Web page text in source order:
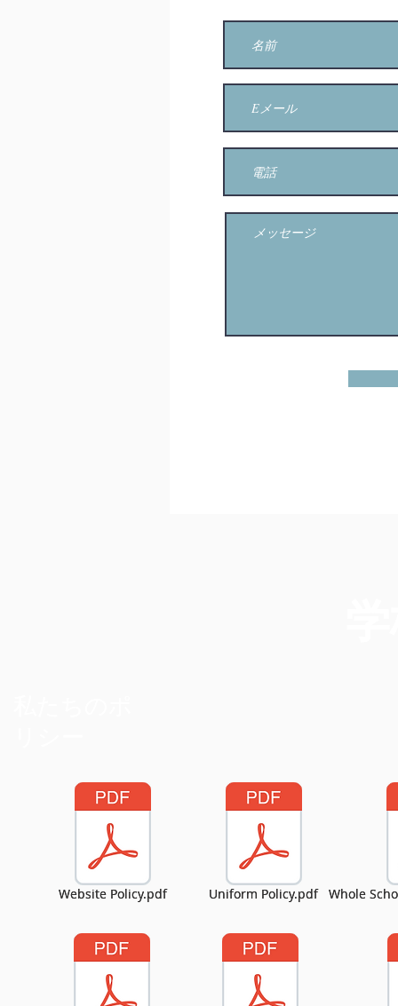
Website Policy.pdf Uniform Policy.pdf Whole
Website Policy.pdf Uniform Policy.pdf Whole